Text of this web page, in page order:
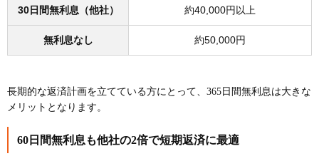
30日間無利息（他社） 約40,000円以上
無利息なし 約50,000円
長期的な返済計画を立てている方にとって、365日間無利息は大きな
メリットとなります。
60日間無利息も他社の2倍で短期返済に最適